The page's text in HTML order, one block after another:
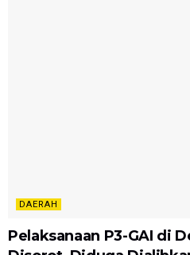
DAERAH
Pelaksanaan P3-GAI di